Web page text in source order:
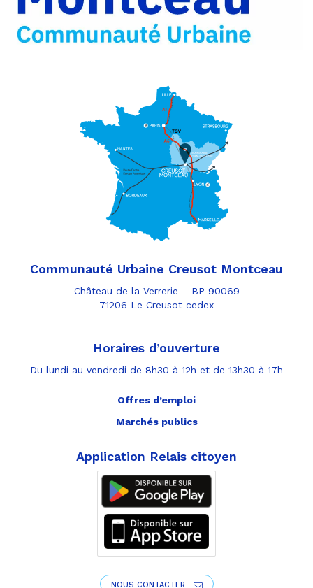
e-
mail
Communauté Urbaine Creusot Montceau
Château de la Verrerie – BP 90069
71206 Le Creusot cedex
Horaires d’ouverture
Du lundi au vendredi de 8h30 à 12h et de 13h30 à 17h
Offres d’emploi
Marchés publics
Application Relais citoyen
NOUS CONTACTER